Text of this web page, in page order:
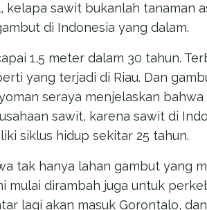
kelapa sawit bukanlah tanaman
di Indonesia yang dalam.
1,5 meter dalam 30 tahun.
yang terjadi di Riau. Dan
seraya menjelaskan
sawit, karena sawit di
siklus hidup sekitar 25 tahun.
tak hanya lahan gambut yang
mulai dirambah juga untuk
lagi akan masuk Gorontalo,